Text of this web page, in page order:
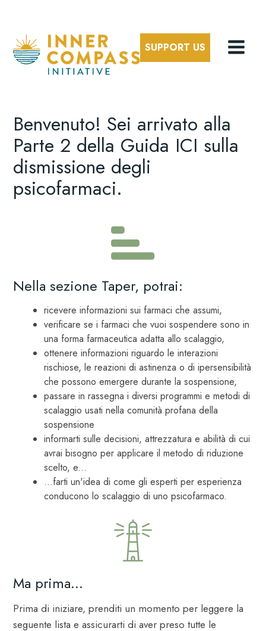
SUPPORT US
Benvenuto! Sei arrivato alla
Parte 2 della Guida ICI sulla
dismissione degli
psicofarmaci.
Nella sezione Taper, potrai:
ricevere informazioni sui farmaci che assumi,
verificare se i farmaci che vuoi sospendere sono in
una forma farmaceutica adatta allo scalaggio,
ottenere informazioni riguardo le interazioni
rischiose, le reazioni di astinenza o di ipersensibilità
che possono emergere durante la sospensione,
passare in rassegna i diversi programmi e metodi di
scalaggio usati nella comunità profana della
sospensione
informarti sulle decisioni, attrezzatura e abilità di cui
avrai bisogno per applicare il metodo di riduzione
scelto, e...
…farti un'idea di come gli esperti per esperienza
conducono lo scalaggio di uno psicofarmaco.
Ma prima...
Prima di iniziare, prenditi un momento per leggere la
seguente lista e assicurarti di aver preso tutte le